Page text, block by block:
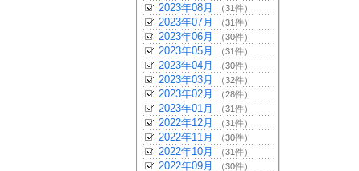
2023年08月 （31件）
2023年07月 （31件）
2023年06月 （30件）
2023年05月 （31件）
2023年04月 （30件）
2023年03月 （32件）
2023年02月 （28件）
2023年01月 （31件）
2022年12月 （31件）
2022年11月 （30件）
2022年10月 （31件）
2022年09月 （30件）